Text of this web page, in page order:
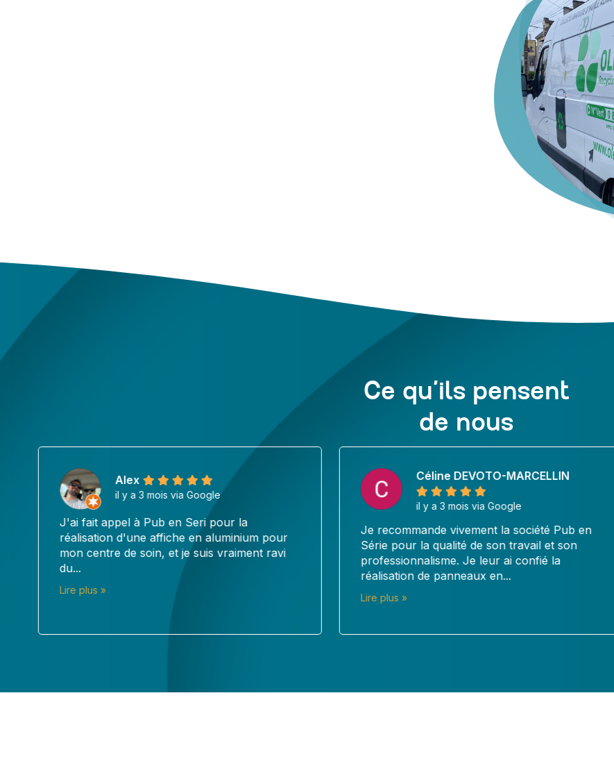
Ce qu’ils pensent
de nous
Alex
il y a 3 mois via Google
J'ai fait appel à Pub en Seri pour la
réalisation d'une affiche en aluminium pour
mon centre de soin, et je suis vraiment ravi
du...
Lire plus »
Céline DEVOTO-MARCELLIN
il y a 3 mois via Google
Je recommande vivement la société Pub en
Série pour la qualité de son travail et son
professionnalisme. Je leur ai confié la
réalisation de panneaux en...
Lire plus »